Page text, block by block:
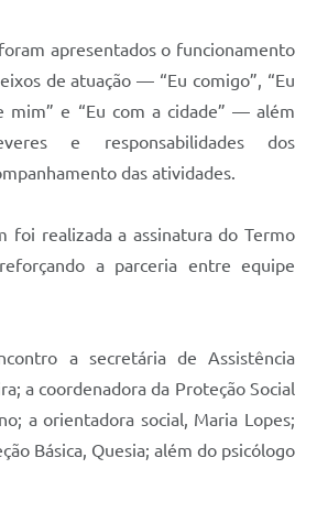
apresentados o funcionamento
de atuação — “Eu comigo”, “Eu
mim” e “Eu com a cidade” — além
e responsabilidades dos
das atividades.
foi realizada a assinatura do Termo
a parceria entre equipe
a secretária de Assistência
a coordenadora da Proteção Social
a orientadora social, Maria Lopes;
Básica, Quesia; além do psicólogo